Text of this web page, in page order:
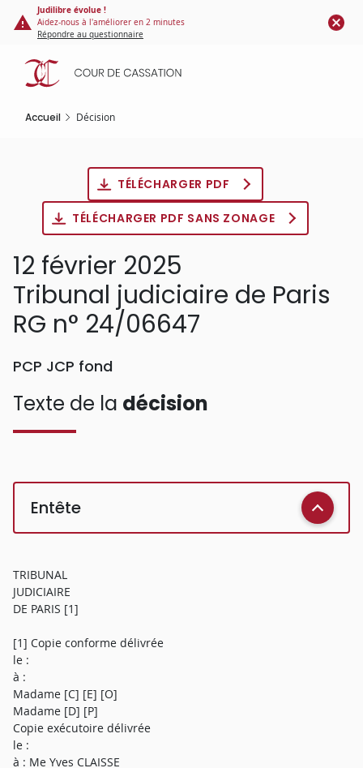
Panneau de gestion des cookies
contenu
principal
Judilibre évolue !
Aidez-nous à l'améliorer en 2 minutes
Répondre au questionnaire
Accueil Décision
TÉLÉCHARGER PDF
TÉLÉCHARGER PDF SANS ZONAGE
12 février 2025
Tribunal judiciaire de Paris
RG n° 24/06647
PCP JCP fond
Texte de la décision
Entête
TRIBUNAL
JUDICIAIRE
DE PARIS [1]
[1] Copie conforme délivrée
le :
à :
Madame [C] [E] [O]
Madame [D] [P]
Copie exécutoire délivrée
le :
à : Me Yves CLAISSE